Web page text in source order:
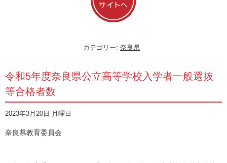
カテゴリー: 奈良県
令和5年度奈良県公立高等学校入学者一般選抜
等合格者数
2023年3月20日 月曜日
奈良県教育委員会